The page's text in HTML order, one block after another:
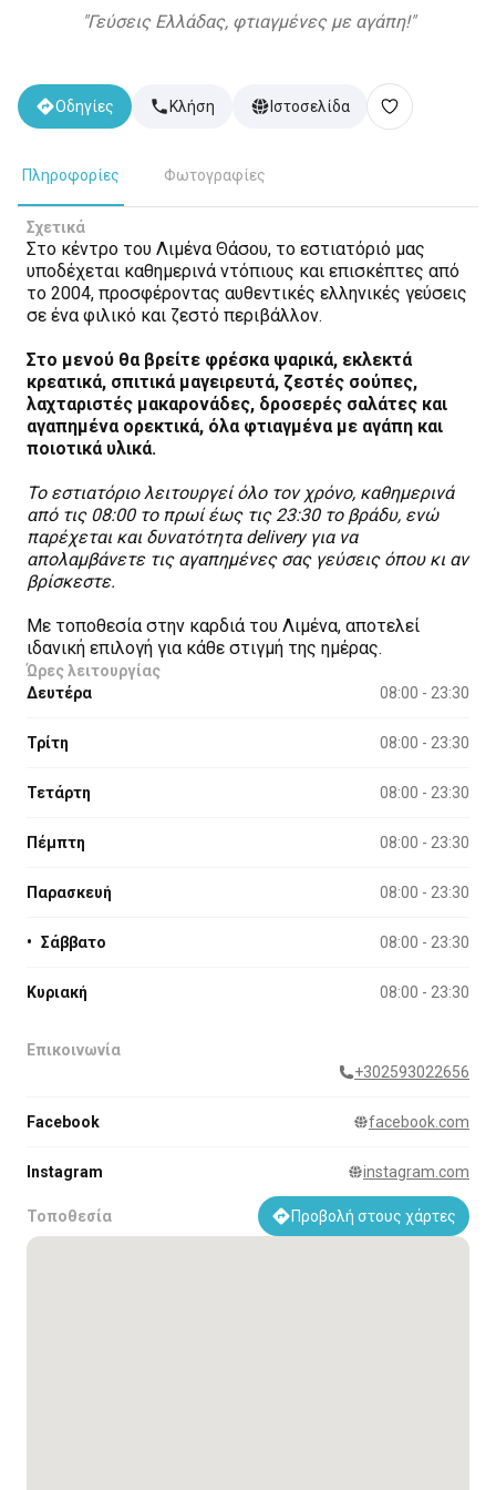
"Γεύσεις Ελλάδας, φτιαγμένες με αγάπη!"
Οδηγίες Κλήση Ιστοσελίδα
Πληροφορίες Φωτογραφίες
Σχετικά
Στο κέντρο του Λιμένα Θάσου, το εστιατόριό μας
υποδέχεται καθημερινά ντόπιους και επισκέπτες από
το 2004, προσφέροντας αυθεντικές ελληνικές γεύσεις
σε ένα φιλικό και ζεστό περιβάλλον.
Στο μενού θα βρείτε φρέσκα ψαρικά, εκλεκτά
κρεατικά, σπιτικά μαγειρευτά, ζεστές σούπες,
λαχταριστές μακαρονάδες, δροσερές σαλάτες και
αγαπημένα ορεκτικά, όλα φτιαγμένα με αγάπη και
ποιοτικά υλικά.
Το εστιατόριο λειτουργεί όλο τον χρόνο, καθημερινά
από τις 08:00 το πρωί έως τις 23:30 το βράδυ, ενώ
παρέχεται και δυνατότητα delivery για να
απολαμβάνετε τις αγαπημένες σας γεύσεις όπου κι αν
βρίσκεστε.
Με τοποθεσία στην καρδιά του Λιμένα, αποτελεί
ιδανική επιλογή για κάθε στιγμή της ημέρας.
Ώρες λειτουργίας
Δευτέρα
08:00 - 23:30
Τρίτη 08:00 - 23:30
Τετάρτη 08:00 - 23:30
Πέμπτη 08:00 - 23:30
Παρασκευή 08:00 - 23:30
• Σάββατο 08:00 - 23:30
Κυριακή 08:00 - 23:30
Επικοινωνία
+302593022656
Facebook facebook.com
Instagram instagram.com
Τοποθεσία Προβολή στους χάρτες